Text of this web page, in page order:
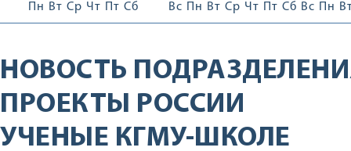
Пн Вт Ср Чт Пт Сб
Вс Пн Вт Ср Чт Пт Сб Вс Пн
НОВОСТЬ
ПРОЕКТЫ РОССИИ
УЧЕНЫЕ КГМУ-ШКОЛЕ